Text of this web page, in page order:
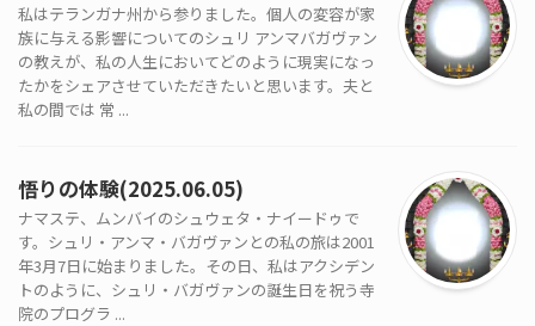
私はテランガナ州から参りました。個人の変容が家
族に与える影響についてのシュリ アンマバガヴァン
の教えが、私の人生においてどのように現実になっ
たかをシェアさせていただきたいと思います。夫と
私の間では 常 ...
悟りの体験(2025.06.05)
ナマステ、ムンバイのシュウェタ・ナイードゥで
す。シュリ・アンマ・バガヴァンとの私の旅は2001
年3月7日に始まりました。その日、私はアクシデン
トのように、シュリ・バガヴァンの誕生日を祝う寺
院のプログラ ...